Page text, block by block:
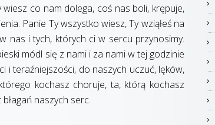
co nam dolega, coś nas boli, krępuje,
Panie Ty wszystko wiesz, Ty wziąłeś na
nas i tych, których ci w sercu przynosimy.
módl się z nami i za nami w tej godzinie
i teraźniejszości, do naszych uczuć, lęków,
kochasz choruje, ta, którą kochasz
naszych serc.